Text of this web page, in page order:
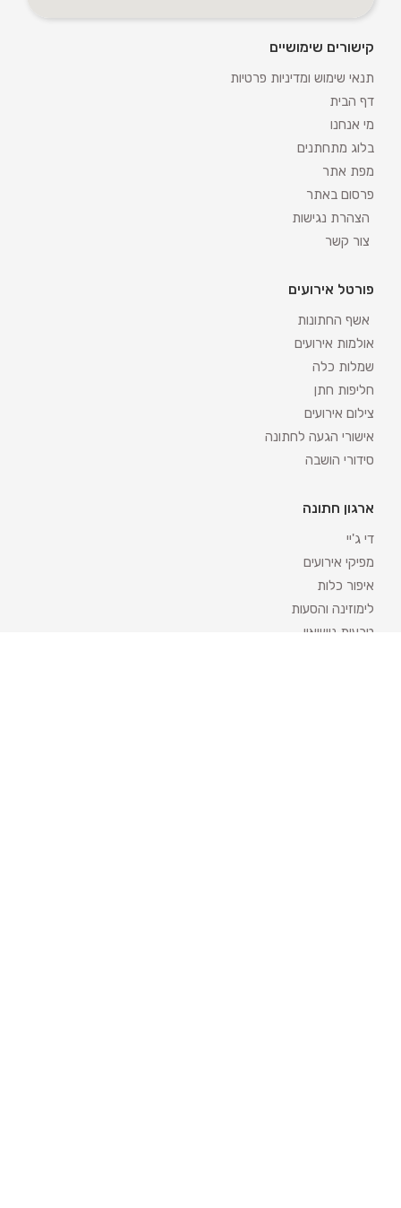
קישורים שימושיים
תנאי שימוש ומדיניות פרטיות
דף הבית
מי אנחנו
בלוג מתחתנים
מפת אתר
פרסום באתר
הצהרת נגישות
צור קשר
פורטל אירועים
אשף החתונות
אולמות אירועים
שמלות כלה
חליפות חתן
צילום אירועים
אישורי הגעה לחתונה
סידורי הושבה
ארגון חתונה
די ג'יי
מפיקי אירועים
איפור כלות
לימוזינה והסעות
טבעות נישואין